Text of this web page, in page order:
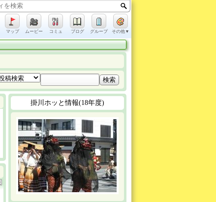
マップ ムービー コミュ ブログ グループ その他▼
掛川ホッと情報(18年度)